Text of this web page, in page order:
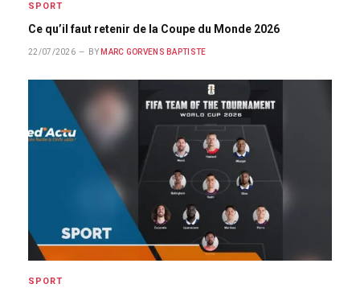
SPORT
Ce qu’il faut retenir de la Coupe du Monde 2026
22/07/2026 BY MARC GORVENS BAPTISTE
SPORT